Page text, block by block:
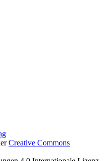
Creative Commons